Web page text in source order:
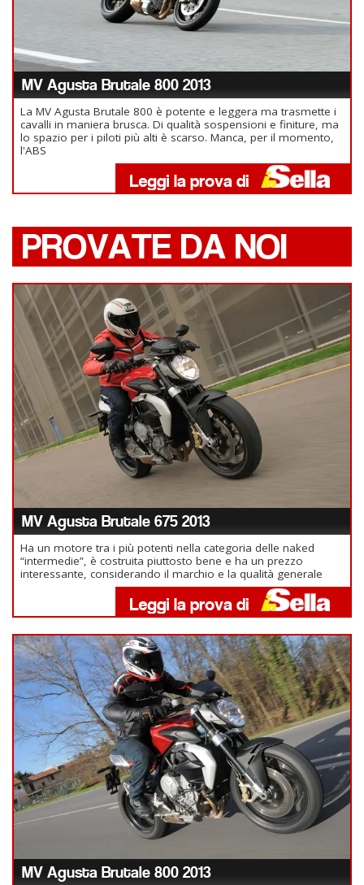
MV Agusta Brutale 800 2013
La MV Agusta Brutale 800 è potente e leggera ma trasmette i
cavalli in maniera brusca. Di qualità sospensioni e finiture, ma
lo spazio per i piloti più alti è scarso. Manca, per il momento,
l'ABS
PROVATE DA NOI
MV Agusta Brutale 675 2013
Ha un motore tra i più potenti nella categoria delle naked
“intermedie”, è costruita piuttosto bene e ha un prezzo
interessante, considerando il marchio e la qualità generale
MV Agusta Brutale 800 2013